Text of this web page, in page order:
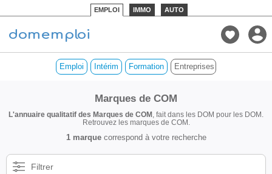
EMPLOI IMMO AUTO
Emploi Intérim Formation Entreprises de COM
Marques de COM
L'annuaire qualitatif des Marques de COM , fait dans les DOM pour les DOM.
Retrouvez les marques de COM.
1 marque correspond à votre recherche
Filtrer